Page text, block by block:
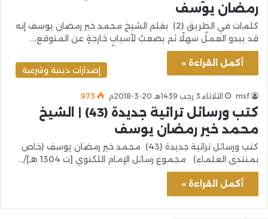
رمضان يوسف
كلمات في الطريق (2) بقلم الشيخ محمد خير رمضان يوسف إنه
قد يبدو العملُ سهلًا ثم يصعبُ لأسبابٍ خارجةٍ عن المتوقع،…
أكمل القراءة »
إصدارات دينية وشرعية
msf الثلاثاء 3 رجب 1439هـ 20-3-2018م 973
كتب ورسائل تراثية جديدة (43) | الشيخ
محمد خير رمضان يوسف
كتب ورسائل تراثية جديدة (43) محمد خير رمضان يوسف (خاص
بمنتدى العلماء) مجموع رسائل الإمام اللكنوي [ت 1304 هـ]/…
أكمل القراءة »